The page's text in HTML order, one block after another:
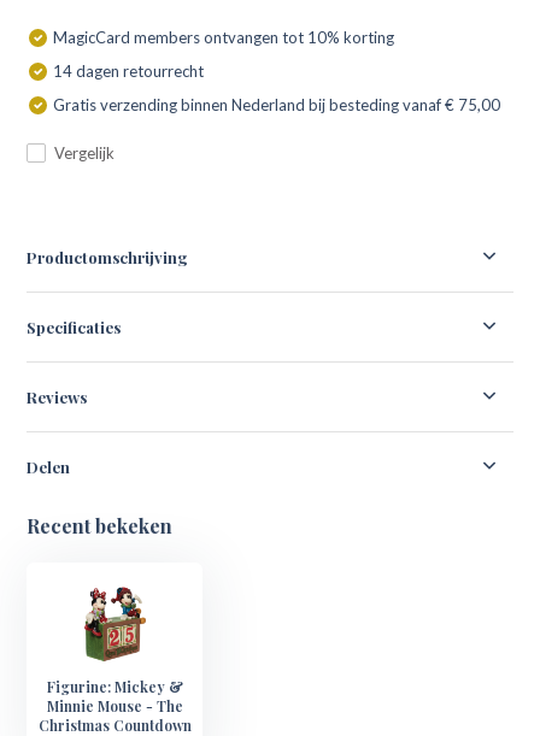
MagicCard members ontvangen tot 10% korting
14 dagen retourrecht
Gratis verzending binnen Nederland bij besteding vanaf € 75,00
Vergelijk
Productomschrijving
Specificaties
Reviews
Delen
Recent bekeken
Figurine: Mickey &
Minnie Mouse - The
Christmas Countdown